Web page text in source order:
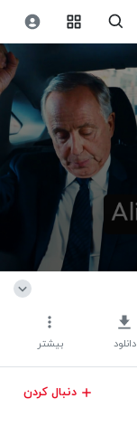
دانلود بیشتر
دنبال کردن